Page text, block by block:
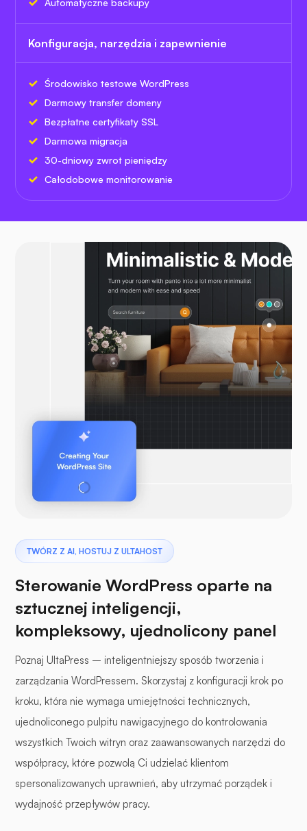
Konfiguracja, narzędzia i zapewnienie
Środowisko testowe WordPress
Darmowy transfer domeny
Bezpłatne certyfikaty SSL
Darmowa migracja
30-dniowy zwrot pieniędzy
Całodobowe monitorowanie
TWÓRZ Z AI, HOSTUJ Z ULTAHOST
Sterowanie WordPress oparte na
sztucznej inteligencji,
kompleksowy, ujednolicony panel
Poznaj UltaPress – inteligentniejszy sposób tworzenia i
zarządzania WordPressem. Skorzystaj z konfiguracji krok po
kroku, która nie wymaga umiejętności technicznych,
ujednoliconego pulpitu nawigacyjnego do kontrolowania
wszystkich Twoich witryn oraz zaawansowanych narzędzi do
współpracy, które pozwolą Ci udzielać klientom
spersonalizowanych uprawnień, aby utrzymać porządek i
wydajność przepływów pracy.